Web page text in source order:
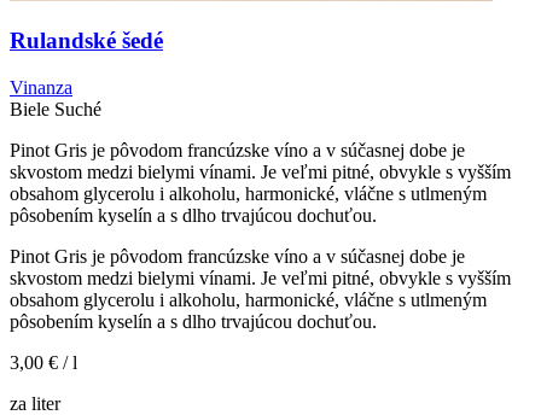
Rulandské šedé
Vinanza
Biele Suché
Pinot Gris je pôvodom francúzske víno a v súčasnej dobe je
skvostom medzi bielymi vínami. Je veľmi pitné, obvykle s vyšším
obsahom glycerolu i alkoholu, harmonické, vláčne s utlmeným
pôsobením kyselín a s dlho trvajúcou dochuťou.
Pinot Gris je pôvodom francúzske víno a v súčasnej dobe je
skvostom medzi bielymi vínami. Je veľmi pitné, obvykle s vyšším
obsahom glycerolu i alkoholu, harmonické, vláčne s utlmeným
pôsobením kyselín a s dlho trvajúcou dochuťou.
3,00 € / l
za liter